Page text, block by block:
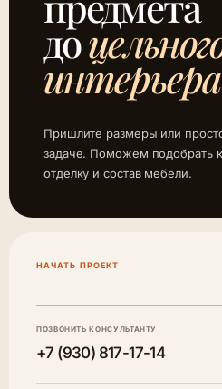
до
интерьера
Пришлите размеры или
задаче. Поможем подобрать
отделку и состав мебели.
НАЧАТЬ ПРОЕКТ
ПОЗВОНИТЬ КОНСУЛЬТАНТУ
+7 (930) 817-17-14